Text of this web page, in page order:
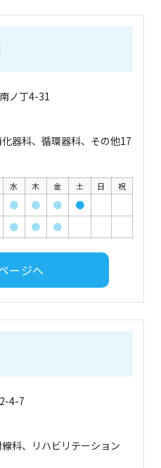
ノ丁4-31
器科、循環器科、その他17
水 木 金 土 日 祝
● ● ●
●
● ● ●
ージへ
4-7
科、リハビリテーション